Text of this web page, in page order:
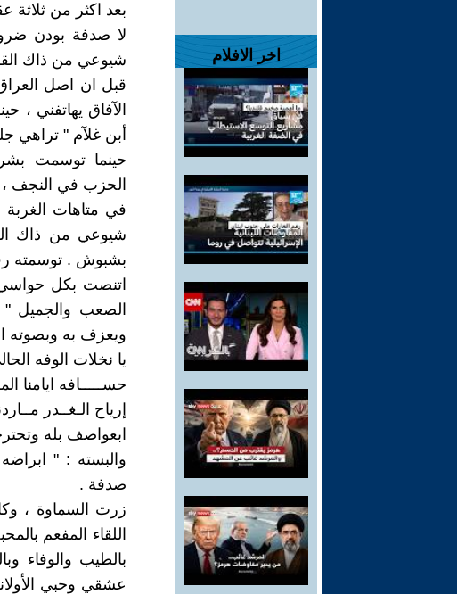
اخر الافلام
بعد اكثر من ثلاثة
لا صدفة بودن
شيوعي من ذاك
قبل ان اصل
الآفاق يهاتفني ،
أبن غلآم " تراهي
الحزب في النجف
في متاهات الغربة
شيوعي من ذاك
بشبوش . توسمته
اتنصت بكل حواسي
الصعب والجميل
ويعزف به وبصوته
يا نخلات الوفه
حســـــافه ايامنا
إرياح الـغــدر
ابعواصف بله
والبسته : "
صدفة .
زرت السماوة ،
اللقاء المفعم
بالطيب والوفاء
عشقي وحبي